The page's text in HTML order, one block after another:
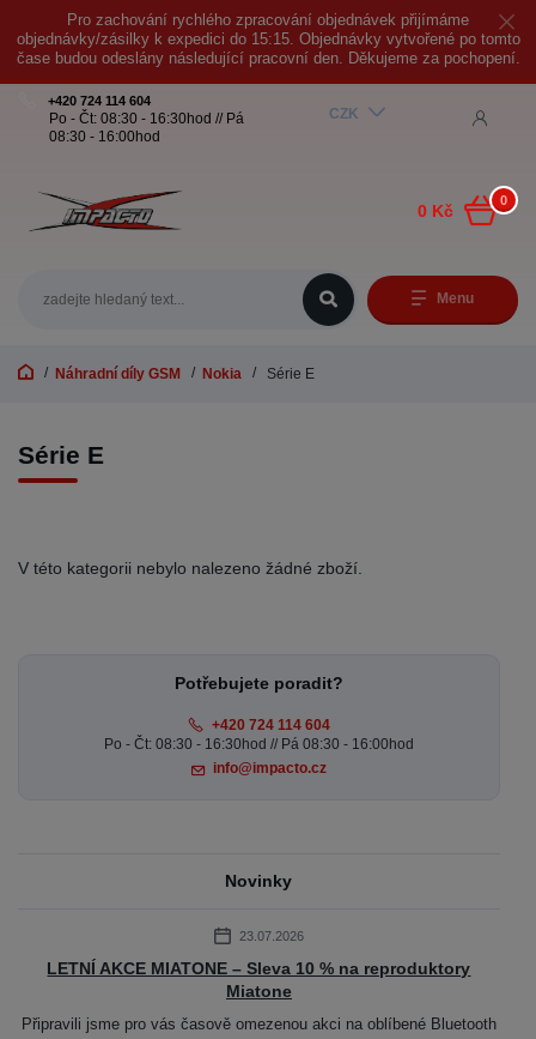
Pro zachování rychlého zpracování objednávek přijímáme
objednávky/zásilky k expedici do 15:15. Objednávky vytvořené po tomto
čase budou odeslány následující pracovní den. Děkujeme za pochopení.
Menu
CZK
+420 724 114 604
Po - Čt: 08:30 - 16:30hod // Pá
08:30 - 16:00hod
0
0 Kč
Náhradní díly GSM Nokia Série E
Série E
V této kategorii nebylo nalezeno žádné zboží.
Potřebujete poradit?
+420 724 114 604
Po - Čt: 08:30 - 16:30hod // Pá 08:30 - 16:00hod
info@impacto.cz
Novinky
23.07.2026
LETNÍ AKCE MIATONE – Sleva 10 % na reproduktory
Miatone
Připravili jsme pro vás časově omezenou akci na oblíbené Bluetooth